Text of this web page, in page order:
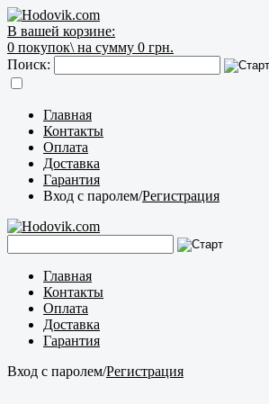
В вашей корзине:
0 покупок\ на сумму 0 грн.
Поиск:
Главная
Контакты
Оплата
Доставка
Гарантия
Вход с паролем/Регистрация
Главная
Контакты
Оплата
Доставка
Гарантия
Вход с паролем/Регистрация